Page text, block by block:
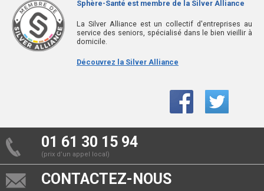
Sphère-Santé est membre de la Silver Alliance
La Silver Alliance est un collectif d'entreprises au
service des seniors, spécialisé dans le bien vieillir à
domicile.
Découvrez la Silver Alliance
01 61 30 15 94
(prix d’un appel local)
CONTACTEZ-NOUS